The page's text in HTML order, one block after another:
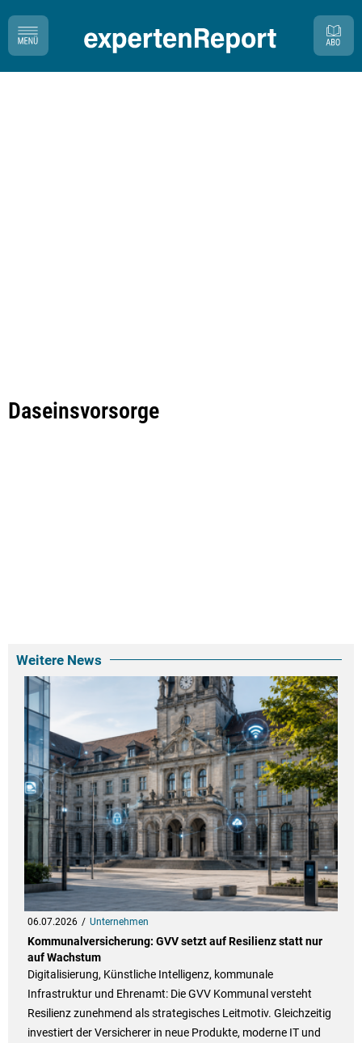
Daseinsvorsorge
Weitere News
06.07.2026 Unternehmen
Kommunalversicherung: GVV setzt auf Resilienz statt nur
auf Wachstum
Digitalisierung, Künstliche Intelligenz, kommunale
Infrastruktur und Ehrenamt: Die GVV Kommunal versteht
Resilienz zunehmend als strategisches Leitmotiv. Gleichzeitig
investiert der Versicherer in neue Produkte, moderne IT und